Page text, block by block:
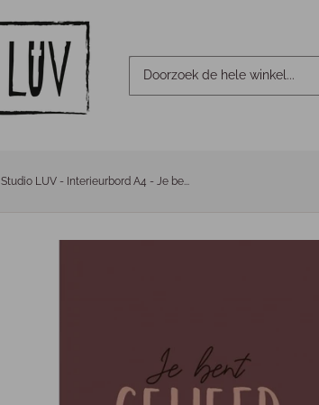
Studio LUV - Interieurbord A4 - Je be...